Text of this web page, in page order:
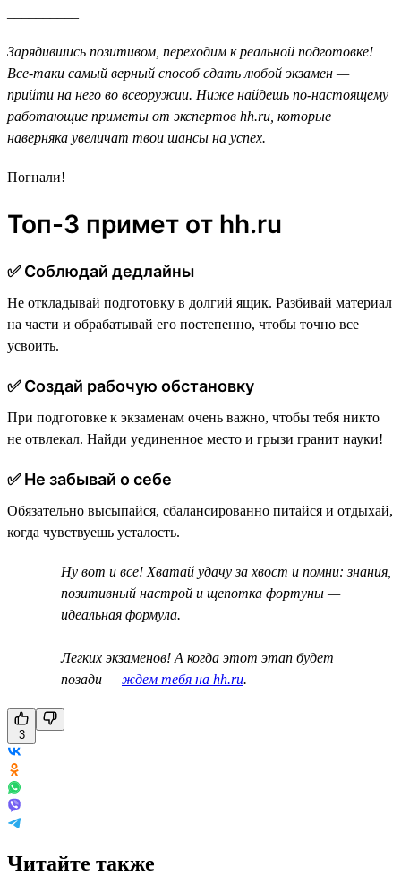
Зарядившись позитивом, переходим к реальной подготовке!
Все-таки самый верный способ сдать любой экзамен —
прийти на него во всеоружии. Ниже найдешь по-настоящему
работающие приметы от экспертов hh.ru, которые
наверняка увеличат твои шансы на успех.
Погнали!
Топ-3 примет от hh.ru
✅ Cоблюдай дедлайны
Не откладывай подготовку в долгий ящик. Разбивай материал
на части и обрабатывай его постепенно, чтобы точно все
усвоить.
✅ Создай рабочую обстановку
При подготовке к экзаменам очень важно, чтобы тебя никто
не отвлекал. Найди уединенное место и грызи гранит науки!
✅ Не забывай о себе
Обязательно высыпайся, сбалансированно питайся и отдыхай,
когда чувствуешь усталость.
Ну вот и все! Хватай удачу за хвост и помни: знания,
позитивный настрой и щепотка фортуны —
идеальная формула.
Легких экзаменов! А когда этот этап будет
позади —ждем тебя на hh.ru.
3
Читайте также